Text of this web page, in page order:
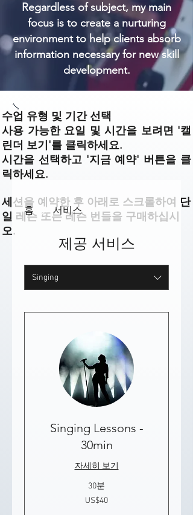
Regardless of subject, my main
focus is to create a nurturing
environment to help clients absorb
information necessary for new skill
development.
수업 유형 및 기간 선택
사용 가능한 요일 및 시간을 보려면 '캘
린더 보기'를 클릭하세요.
시간을 선택하고 '지금 예약' 버튼을 클
릭하세요.
세션을 예약한 후 아래로 스크롤하여 단
일 레슨 또는 레슨 번들을 구매하십시
오.
홈 서비스
제공 서비스
Singing
Singing Lessons -
30min
자세히 보기
30분
US$40